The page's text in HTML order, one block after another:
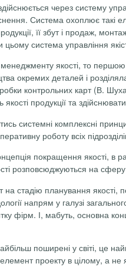
через систему
Система охоплює такі
її збут і продаж,
цьому система управління
якості, то
окремих деталей і
контрольних карт (В.
продукції та
системні комплексні
роботу всіх
покращення якості, в
розповсюджуються на
на стадію планування
напрям у галузі
фірм. І, мабуть, основна
поширені у світі, це
проекту в цілому, а